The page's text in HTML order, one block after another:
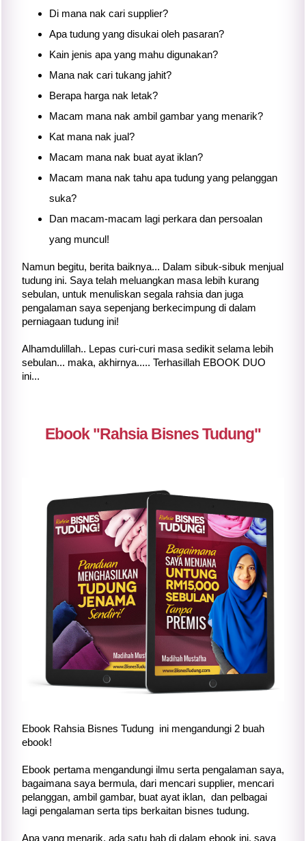
Di mana nak cari supplier?
Apa tudung yang disukai oleh pasaran?
Kain jenis apa yang mahu digunakan?
Mana nak cari tukang jahit?
Berapa harga nak letak?
Macam mana nak ambil gambar yang menarik?
Kat mana nak jual?
Macam mana nak buat ayat iklan?
Macam mana nak tahu apa tudung yang pelanggan
suka?
Dan macam-macam lagi perkara dan persoalan
yang muncul!
Namun begitu, berita baiknya... Dalam sibuk-sibuk menjual
tudung ini. Saya telah meluangkan masa lebih kurang
sebulan, untuk menuliskan segala rahsia dan juga
pengalaman saya sepenjang berkecimpung di dalam
perniagaan tudung ini!
Alhamdulillah.. Lepas curi-curi masa sedikit selama lebih
sebulan... maka, akhirnya..... Terhasillah EBOOK DUO
ini...
Ebook "Rahsia Bisnes Tudung"
Ebook Rahsia Bisnes Tudung ini mengandungi 2 buah
ebook!
Ebook pertama mengandungi ilmu serta pengalaman saya,
bagaimana saya bermula, dari mencari supplier, mencari
pelanggan, ambil gambar, buat ayat iklan, dan pelbagai
lagi pengalaman serta tips berkaitan bisnes tudung.
Apa yang menarik, ada satu bab di dalam ebook ini, saya